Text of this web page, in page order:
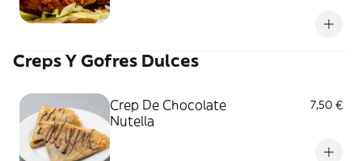
Creps Y Gofres Dulces
Crep De Chocolate
Nutella
7,50 €